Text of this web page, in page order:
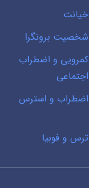
خیانت
شخصیت برونگرا
کمرویی و اضطراب
اجتماعی
اضطراب و استرس
ترس و فوبیا